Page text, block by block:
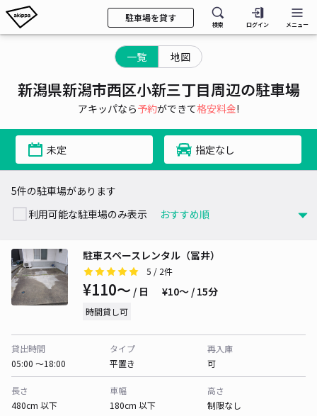
駐車場を貸す
検索 ログイン メニュー
一覧 地図
新潟県新潟市西区小新三丁目周辺の駐車場
アキッパなら予約ができて格安料金!
未定 指定なし
5件の駐車場があります
利用可能な駐車場のみ表示
駐車スペースレンタル（冨井）
5 / 2件
¥110〜 / 日 ¥10〜 / 15分
時間貸し可
貸出時間
05:00 〜18:00
タイプ
平置き
再入庫
可
長さ
480cm 以下
車幅
180cm 以下
高さ
制限なし